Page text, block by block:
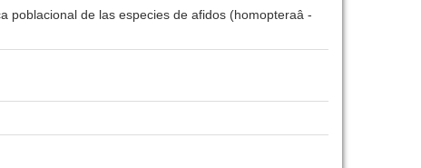
poblacional de las especies de afidos (homopteraâ -